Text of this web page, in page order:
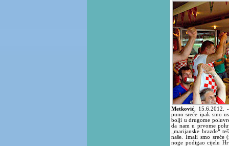
Metković 15.6.2012.
puno sreće ipak smo
bolji u drugome
da nam u prvome
„marijanske brazde“
naše. Imali smo
noge podigao cijelu